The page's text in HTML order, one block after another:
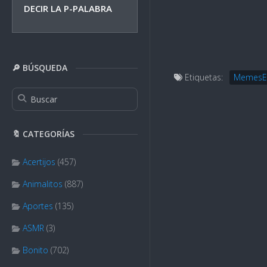
DECIR LA P-PALABRA
🔎 BÚSQUEDA
🔖 CATEGORÍAS
Acertijos (457)
Animalitos (887)
Aportes (135)
ASMR (3)
Bonito (702)
Etiquetas: